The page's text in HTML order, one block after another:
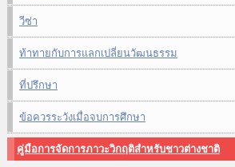
วีซ่า
ท้าทายกับการแลกเปลี่ยนวัฒนธรรม
ที่ปรึกษา
ข้อควรระวังเมื่อจบการศึกษา
คู่มือการจัดการภาวะวิกฤติสำหรับชาวต่างชาติ